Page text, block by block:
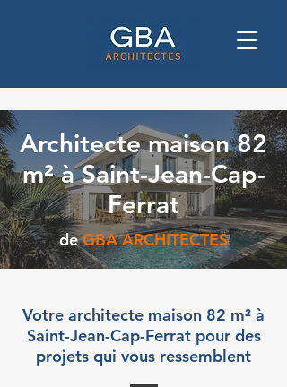
Architecte maison 82
m² à Saint-Jean-Cap-
Ferrat
de GBA ARCHITECTES
Votre architecte maison 82 m² à
Saint-Jean-Cap-Ferrat pour des
projets qui vous ressemblent